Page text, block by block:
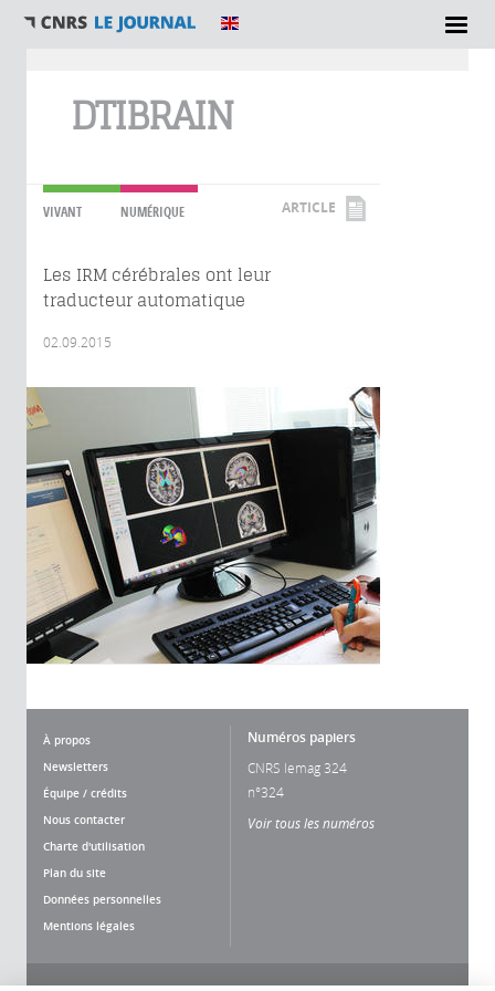
DTIBRAIN
VIVANT NUMÉRIQUE ARTICLE
Les IRM cérébrales ont leur
traducteur automatique
02.09.2015
À propos
Newsletters
Équipe / crédits
Nous contacter
Charte d'utilisation
Plan du site
Données personnelles
Mentions légales
Numéros papiers
CNRS lemag 324
n°324
Voir tous les numéros